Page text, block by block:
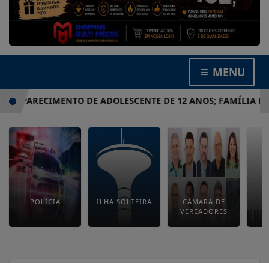
MENU
DE ADOLESCENTE DE 12 ANOS; FAMÍLIA FAZ
POLÍCIA ILHA SOLTEIRA
CÂMARA DE
VEREADORES